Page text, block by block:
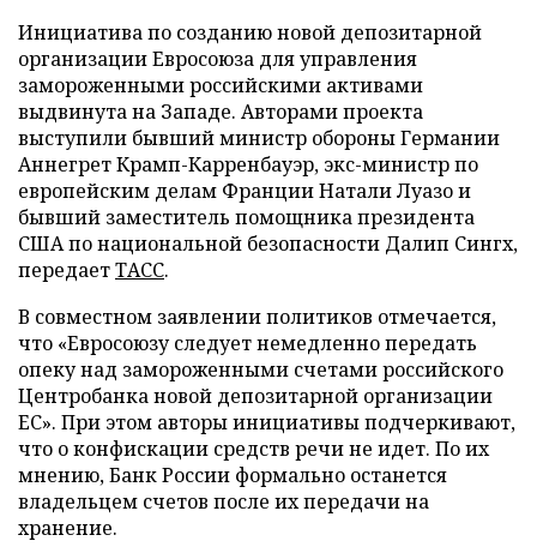
Инициатива по созданию новой депозитарной
организации Евросоюза для управления
замороженными российскими активами
выдвинута на Западе. Авторами проекта
выступили бывший министр обороны Германии
Аннегрет Крамп-Карренбауэр, экс-министр по
европейским делам Франции Натали Луазо и
бывший заместитель помощника президента
США по национальной безопасности Далип Сингх,
передаетТАСС.
В совместном заявлении политиков отмечается,
что «Евросоюзу следует немедленно передать
опеку над замороженными счетами российского
Центробанка новой депозитарной организации
ЕС». При этом авторы инициативы подчеркивают,
что о конфискации средств речи не идет. По их
мнению, Банк России формально останется
владельцем счетов после их передачи на
хранение.